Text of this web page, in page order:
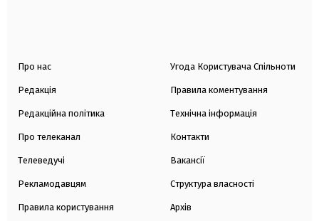
Про нас
Редакція
Редакційна політика
Про телеканал
Телеведучі
Рекламодавцям
Правила користування
Угода Користувача Спільноти
Правила коментування
Технічна інформація
Контакти
Вакансії
Структура власності
Архів